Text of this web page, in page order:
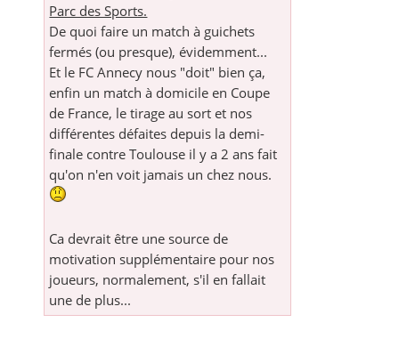
Parc des Sports.
De quoi faire un match à guichets
fermés (ou presque), évidemment...
Et le FC Annecy nous "doit" bien ça,
enfin un match à domicile en Coupe
de France, le tirage au sort et nos
différentes défaites depuis la demi-
finale contre Toulouse il y a 2 ans fait
qu'on n'en voit jamais un chez nous.
Ca devrait être une source de
motivation supplémentaire pour nos
joueurs, normalement, s'il en fallait
une de plus...